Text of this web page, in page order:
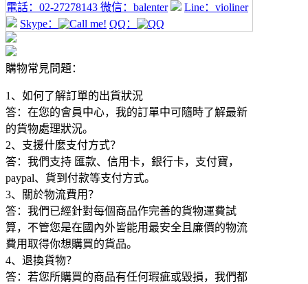
電話： 02-27278143 微信： balenter Line： violiner
Skype：
QQ：
購物常見問題：
1、如何了解訂單的出貨狀況
答：在您的會員中心，我的訂單中可隨時了解最新
的貨物處理狀況。
2、支援什麼支付方式？
答：我們支持 匯款、信用卡，銀行卡，支付寶，
paypal、貨到付款等支付方式。
3、關於物流費用？
答：我們已經針對每個商品作完善的貨物運費試
算，不管您是在國內外皆能用最安全且廉價的物流
費用取得你想購買的貨品。
4、退換貨物？
答：若您所購買的商品有任何瑕疵或毀損，我們都